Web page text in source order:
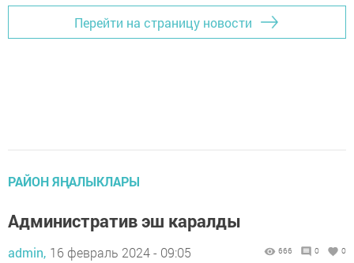
Перейти на страницу новости
РАЙОН ЯҢАЛЫКЛАРЫ
Административ эш каралды
admin, 16 февраль 2024 - 09:05 666 0 0